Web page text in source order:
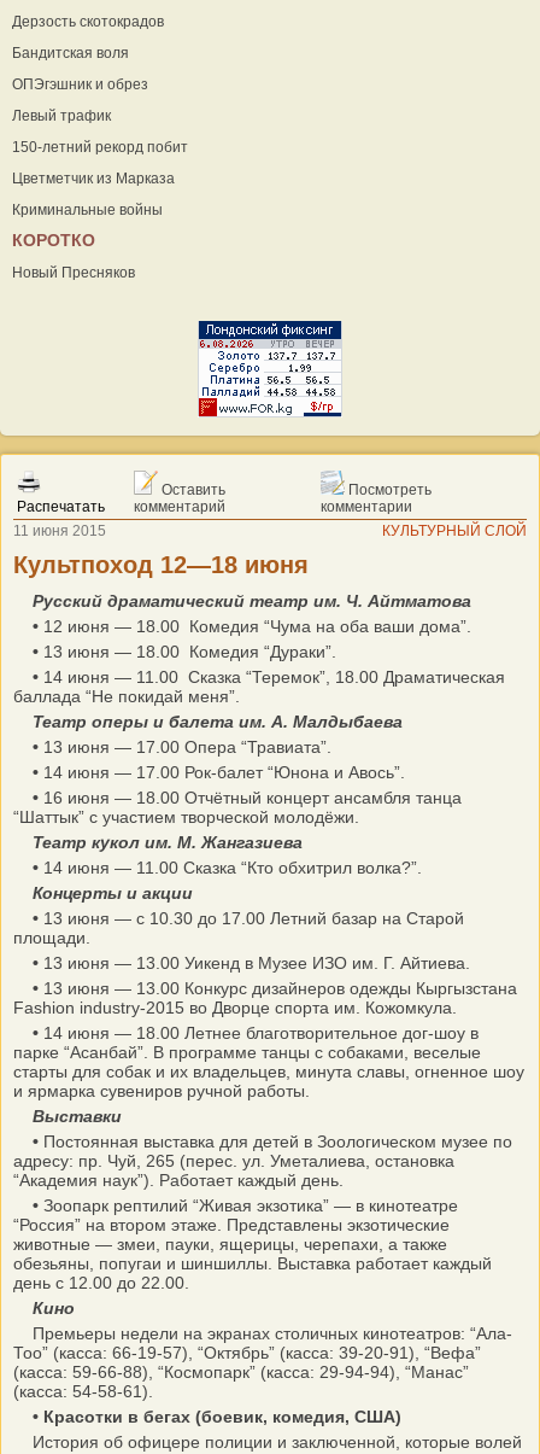
Дерзость скотокрадов
Бандитская воля
ОПЭгэшник и обрез
Левый трафик
150-летний рекорд побит
Цветметчик из Марказа
Криминальные войны
КОРОТКО
Новый Пресняков
Распечатать
Оставить
комментарий
Посмотреть
комментарии
11 июня 2015
КУЛЬТУРНЫЙ СЛОЙ
Культпоход 12—18 июня
Русский драматический театр им. Ч. Айтматова
• 12 июня — 18.00 Комедия “Чума на оба ваши дома”.
• 13 июня — 18.00 Комедия “Дураки”.
• 14 июня — 11.00 Сказка “Теремок”, 18.00 Драматическая
баллада “Не покидай меня”.
Театр оперы и балета им. А. Малдыбаева
• 13 июня — 17.00 Опера “Травиата”.
• 14 июня — 17.00 Рок-балет “Юнона и Авось”.
• 16 июня — 18.00 Отчётный концерт ансамбля танца
“Шаттык” с участием творческой молодёжи.
Театр кукол им. М. Жангазиева
• 14 июня — 11.00 Сказка “Кто обхитрил волка?”.
Концерты и акции
• 13 июня — с 10.30 до 17.00 Летний базар на Старой
площади.
• 13 июня — 13.00 Уикенд в Музее ИЗО им. Г. Айтиева.
• 13 июня — 13.00 Конкурс дизайнеров одежды Кыргызстана
Fashion industry-2015 во Дворце спорта им. Кожомкула.
• 14 июня — 18.00 Летнее благотворительное дог-шоу в
парке “Асанбай”. В программе танцы с собаками, веселые
старты для собак и их владельцев, минута славы, огненное шоу
и ярмарка сувениров ручной работы.
Выставки
• Постоянная выставка для детей в Зоологическом музее по
адресу: пр. Чуй, 265 (перес. ул. Уметалиева, остановка
“Академия наук”). Работает каждый день.
• Зоопарк рептилий “Живая экзотика” — в кинотеатре
“Россия” на втором этаже. Представлены экзотические
животные — змеи, пауки, ящерицы, черепахи, а также
обезьяны, попугаи и шиншиллы. Выставка работает каждый
день с 12.00 до 22.00.
Кино
Премьеры недели на экранах столичных кинотеатров: “Ала-
Тоо” (касса: 66-19-57), “Октябрь” (касса: 39-20-91), “Вефа”
(касса: 59-66-88), “Космопарк” (касса: 29-94-94), “Манас”
(касса: 54-58-61).
• Красотки в бегах (боевик, комедия, США)
История об офицере полиции и заключенной, которые волей